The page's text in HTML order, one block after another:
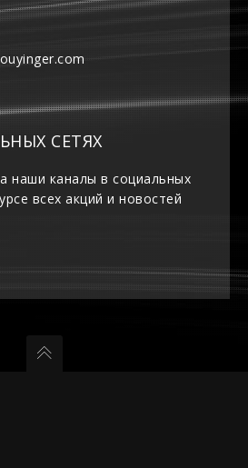
СЕТЯХ
наши каналы в социальных
всех акций и новостей